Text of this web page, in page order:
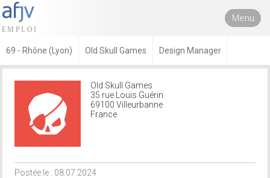
Menu
69 - Rhône (Lyon) Old Skull Games Design Manager
Old Skull Games
35 rue Louis Guérin
69100 Villeurbanne
France
Postée le : 08.07.2024